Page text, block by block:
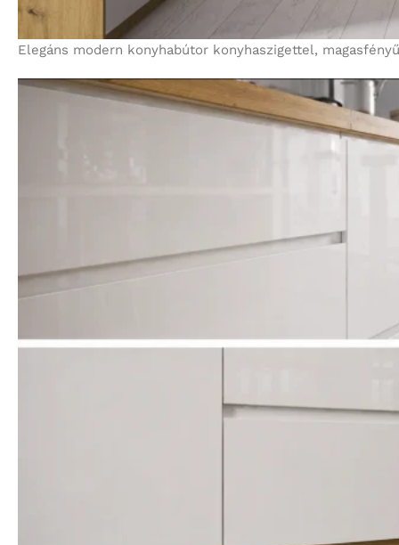
Elegáns modern konyhabútor konyhaszigettel,